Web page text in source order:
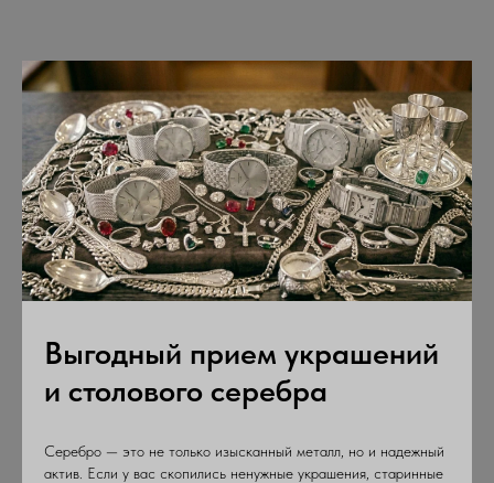
Выгодный прием украшений
и столового серебра
Серебро — это не только изысканный металл, но и надежный
актив. Если у вас скопились ненужные украшения, старинные